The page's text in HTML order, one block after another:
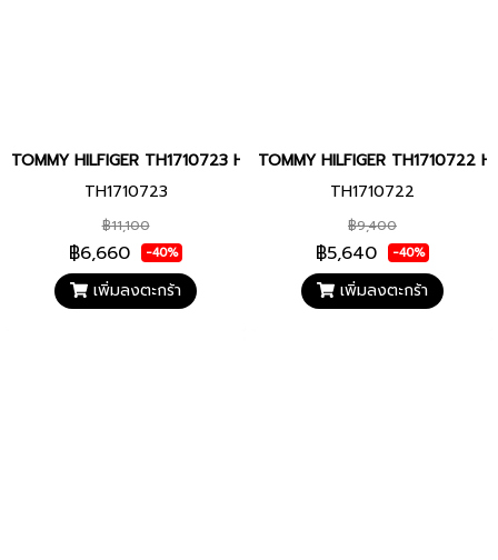
TOMMY HILFIGER TH1710723 HUDSON 40 MM นาฬิกาข้อมือ นาฬิกา
TH1710723
฿11,100
฿6,660 -40%
เพิ่มลงตะกร้า
TOMMY HILFIGER TH1710722
TH1710722
฿9,400
฿5,640 -40%
เพิ่มลงตะกร้า